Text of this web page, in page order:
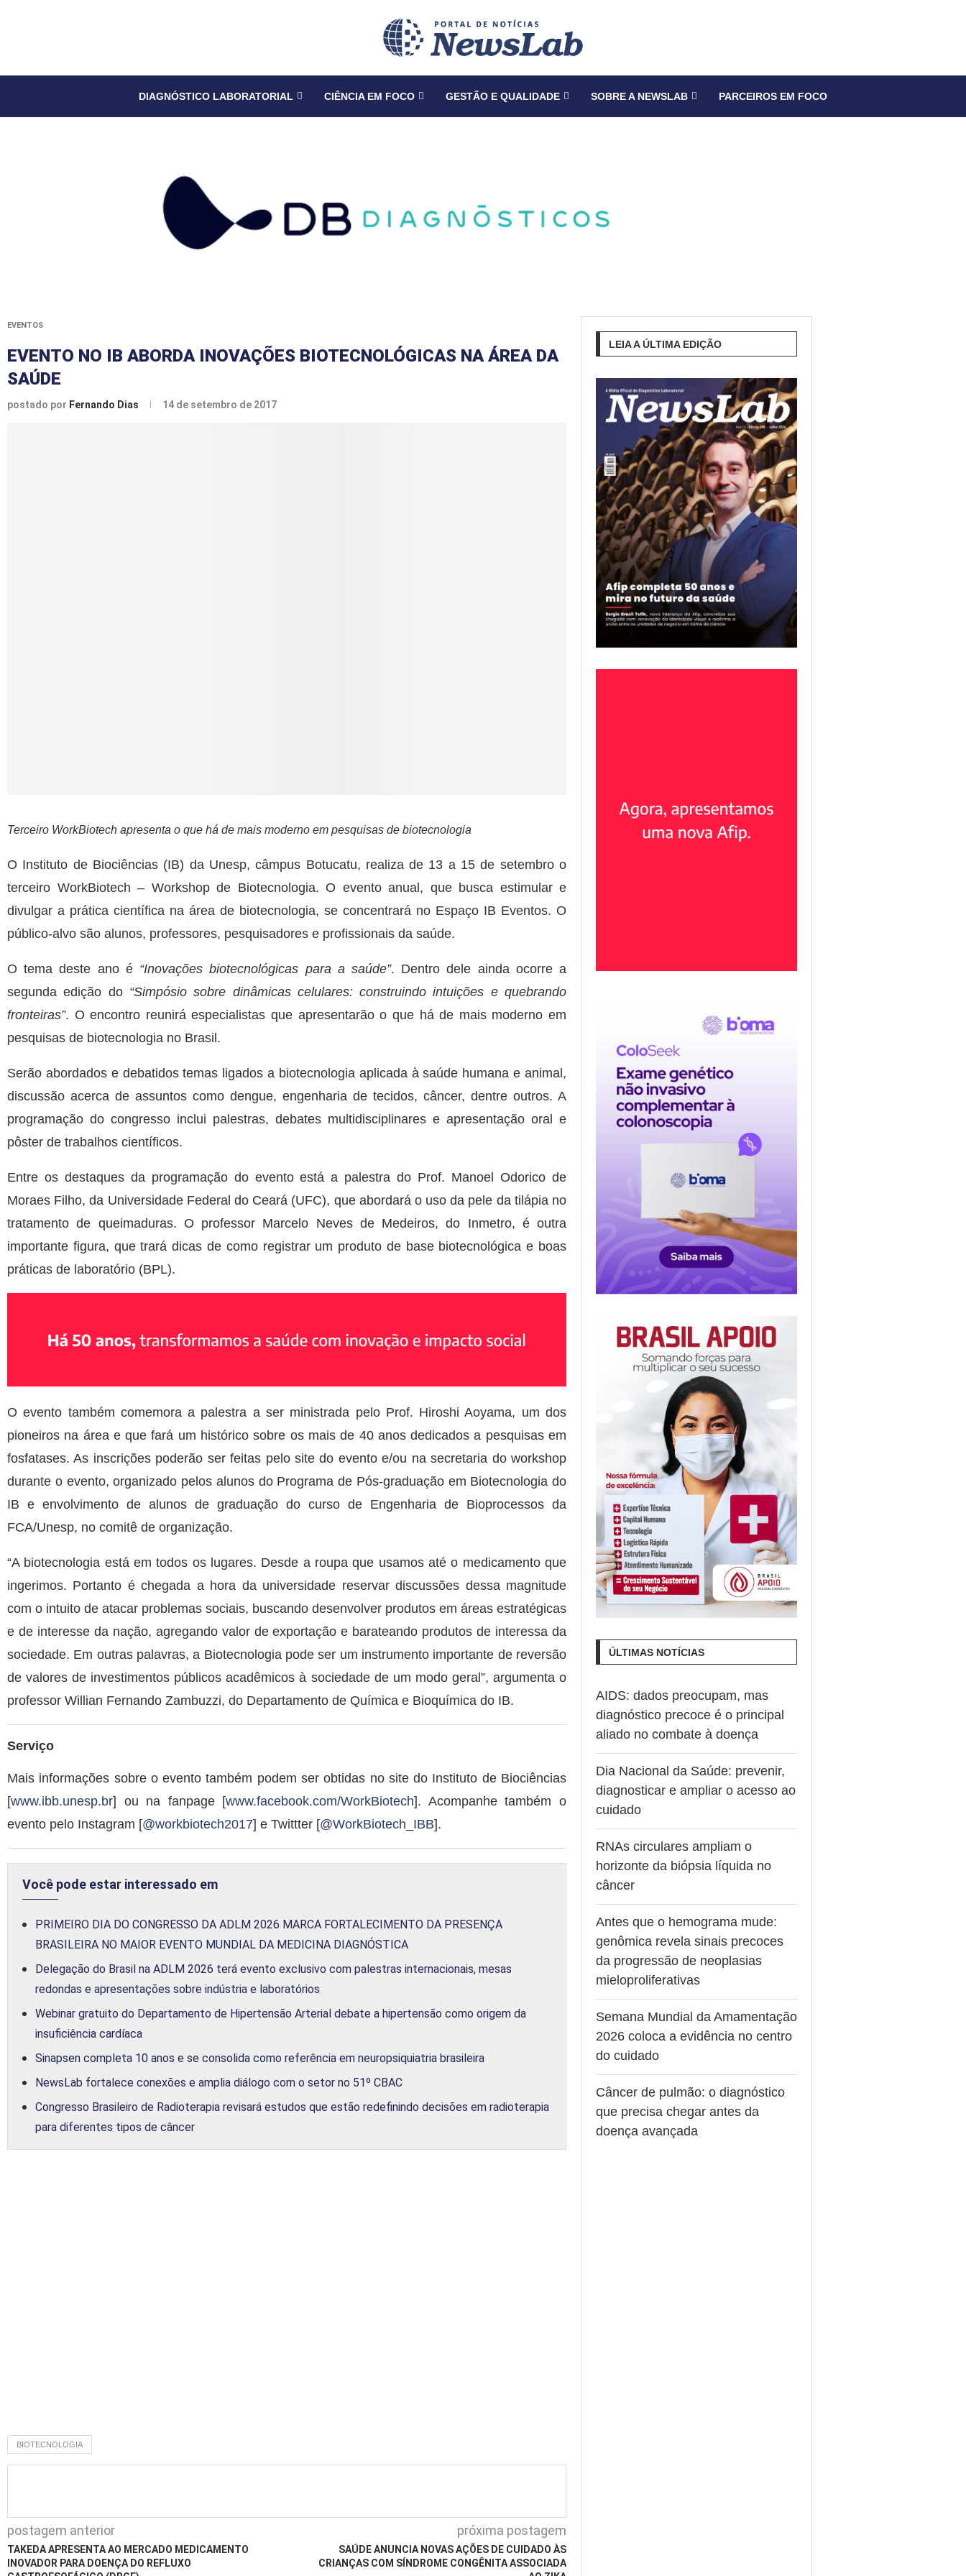
DIAGNÓSTICO LABORATORIAL CIÊNCIA EM FOCO GESTÃO E QUALIDADE SOBRE A NEWSLAB PARCEIROS EM FOCO
EVENTOS
EVENTO NO IB ABORDA INOVAÇÕES BIOTECNOLÓGICAS NA ÁREA DA
SAÚDE
postado por Fernando Dias 14 de setembro de 2017
Terceiro WorkBiotech apresenta o que há de mais moderno em pesquisas de biotecnologia
O Instituto de Biociências (IB) da Unesp, câmpus Botucatu, realiza de 13 a 15 de setembro o
terceiro WorkBiotech – Workshop de Biotecnologia. O evento anual, que busca estimular e
divulgar a prática científica na área de biotecnologia, se concentrará no Espaço IB Eventos. O
público-alvo são alunos, professores, pesquisadores e profissionais da saúde.
O tema deste ano é “Inovações biotecnológicas para a saúde”. Dentro dele ainda ocorre a
segunda edição do “Simpósio sobre dinâmicas celulares: construindo intuições e quebrando
fronteiras”. O encontro reunirá especialistas que apresentarão o que há de mais moderno em
pesquisas de biotecnologia no Brasil.
Serão abordados e debatidos temas ligados a biotecnologia aplicada à saúde humana e animal,
discussão acerca de assuntos como dengue, engenharia de tecidos, câncer, dentre outros. A
programação do congresso inclui palestras, debates multidisciplinares e apresentação oral e
pôster de trabalhos científicos.
Entre os destaques da programação do evento está a palestra do Prof. Manoel Odorico de
Moraes Filho, da Universidade Federal do Ceará (UFC), que abordará o uso da pele da tilápia no
tratamento de queimaduras. O professor Marcelo Neves de Medeiros, do Inmetro, é outra
importante figura, que trará dicas de como registrar um produto de base biotecnológica e boas
práticas de laboratório (BPL).
O evento também comemora a palestra a ser ministrada pelo Prof. Hiroshi Aoyama, um dos
pioneiros na área e que fará um histórico sobre os mais de 40 anos dedicados a pesquisas em
fosfatases. As inscrições poderão ser feitas pelo site do evento e/ou na secretaria do workshop
durante o evento, organizado pelos alunos do Programa de Pós-graduação em Biotecnologia do
IB e envolvimento de alunos de graduação do curso de Engenharia de Bioprocessos da
FCA/Unesp, no comitê de organização.
“A biotecnologia está em todos os lugares. Desde a roupa que usamos até o medicamento que
ingerimos. Portanto é chegada a hora da universidade reservar discussões dessa magnitude
com o intuito de atacar problemas sociais, buscando desenvolver produtos em áreas estratégicas
e de interesse da nação, agregando valor de exportação e barateando produtos de interessa da
sociedade. Em outras palavras, a Biotecnologia pode ser um instrumento importante de reversão
de valores de investimentos públicos acadêmicos à sociedade de um modo geral”, argumenta o
professor Willian Fernando Zambuzzi, do Departamento de Química e Bioquímica do IB.
Serviço
Mais informações sobre o evento também podem ser obtidas no site do Instituto de Biociências
[www.ibb.unesp.br] ou na fanpage [www.facebook.com/WorkBiotech]. Acompanhe também o
evento pelo Instagram [@workbiotech2017] e Twittter [@WorkBiotech_IBB].
Você pode estar interessado em
PRIMEIRO DIA DO CONGRESSO DA ADLM 2026 MARCA FORTALECIMENTO DA PRESENÇA
BRASILEIRA NO MAIOR EVENTO MUNDIAL DA MEDICINA DIAGNÓSTICA
Delegação do Brasil na ADLM 2026 terá evento exclusivo com palestras internacionais, mesas
redondas e apresentações sobre indústria e laboratórios
Webinar gratuito do Departamento de Hipertensão Arterial debate a hipertensão como origem da
insuficiência cardíaca
Sinapsen completa 10 anos e se consolida como referência em neuropsiquiatria brasileira
NewsLab fortalece conexões e amplia diálogo com o setor no 51º CBAC
Congresso Brasileiro de Radioterapia revisará estudos que estão redefinindo decisões em radioterapia
para diferentes tipos de câncer
BIOTECNOLOGIA
postagem anterior
TAKEDA APRESENTA AO MERCADO MEDICAMENTO
INOVADOR PARA DOENÇA DO REFLUXO
próxima postagem
SAÚDE ANUNCIA NOVAS AÇÕES DE CUIDADO ÀS
CRIANÇAS COM SÍNDROME CONGÊNITA ASSOCIADA
LEIA A ÚLTIMA EDIÇÃO
ÚLTIMAS NOTÍCIAS
AIDS: dados preocupam, mas
diagnóstico precoce é o principal
aliado no combate à doença
Dia Nacional da Saúde: prevenir,
diagnosticar e ampliar o acesso ao
cuidado
RNAs circulares ampliam o
horizonte da biópsia líquida no
câncer
Antes que o hemograma mude:
genômica revela sinais precoces
da progressão de neoplasias
mieloproliferativas
Semana Mundial da Amamentação
2026 coloca a evidência no centro
do cuidado
Câncer de pulmão: o diagnóstico
que precisa chegar antes da
doença avançada